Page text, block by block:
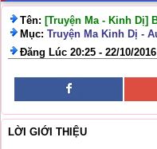
Tên: [Truyện Ma - Kinh Dị]
Mục: Truyện Ma Kinh Dị -
Đăng Lúc 20:25 - 22/10/
LỜI GIỚI THIỆU